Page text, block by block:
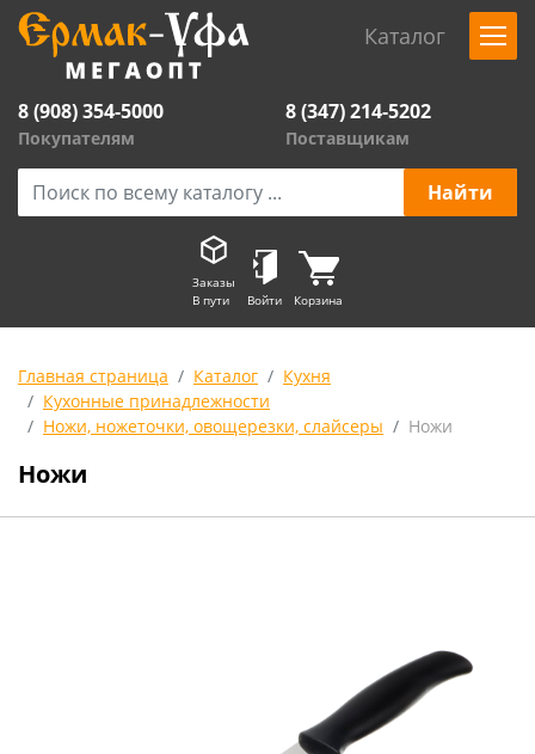
Каталог
8 (908) 354-5000
Покупателям
8 (347) 214-5202
Поставщикам
Заказы
В пути
Войти Корзина
Главная страница Каталог
Кухня
Кухонные принадлежности
Ножи, ножеточки, овощерезки, слайсеры
Ножи
Ножи